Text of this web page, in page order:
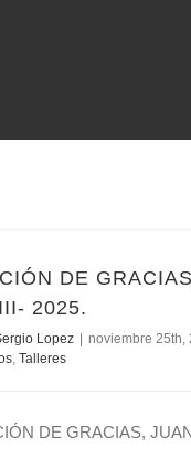
DE
2025.
Lopez noviembre 25th,
, Talleres
DE GRACIAS,